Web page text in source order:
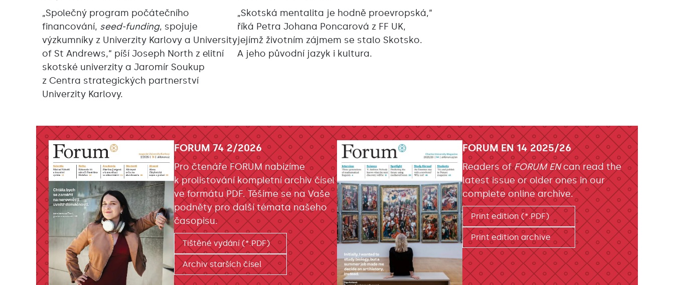
„Společný program počátečního
financování, seed-funding, spojuje
výzkumníky z Univerzity Karlovy a University
of St Andrews,“ píší Joseph North z elitní
skotské univerzity a Jaromír Soukup
z Centra strategických partnerství
Univerzity Karlovy.
„Skotská mentalita je hodně proevropská,“
říká Petra Johana Poncarová z FF UK,
jejímž životním zájmem se stalo Skotsko.
A jeho původní jazyk i kultura.
FORUM 74 2/2026
Pro čtenáře FORUM nabízíme
k prolistování kompletní archiv čísel
ve formátu PDF. Těšíme se na Vaše
podněty pro další témata našeho
časopisu.
Tištěné vydání (*.PDF)
Archiv starších čísel
FORUM EN 14 2025/26
Readers ofFORUM ENcan read the
latest issue or older ones in our
complete online archive.
Print edition (*.PDF)
Print edition archive